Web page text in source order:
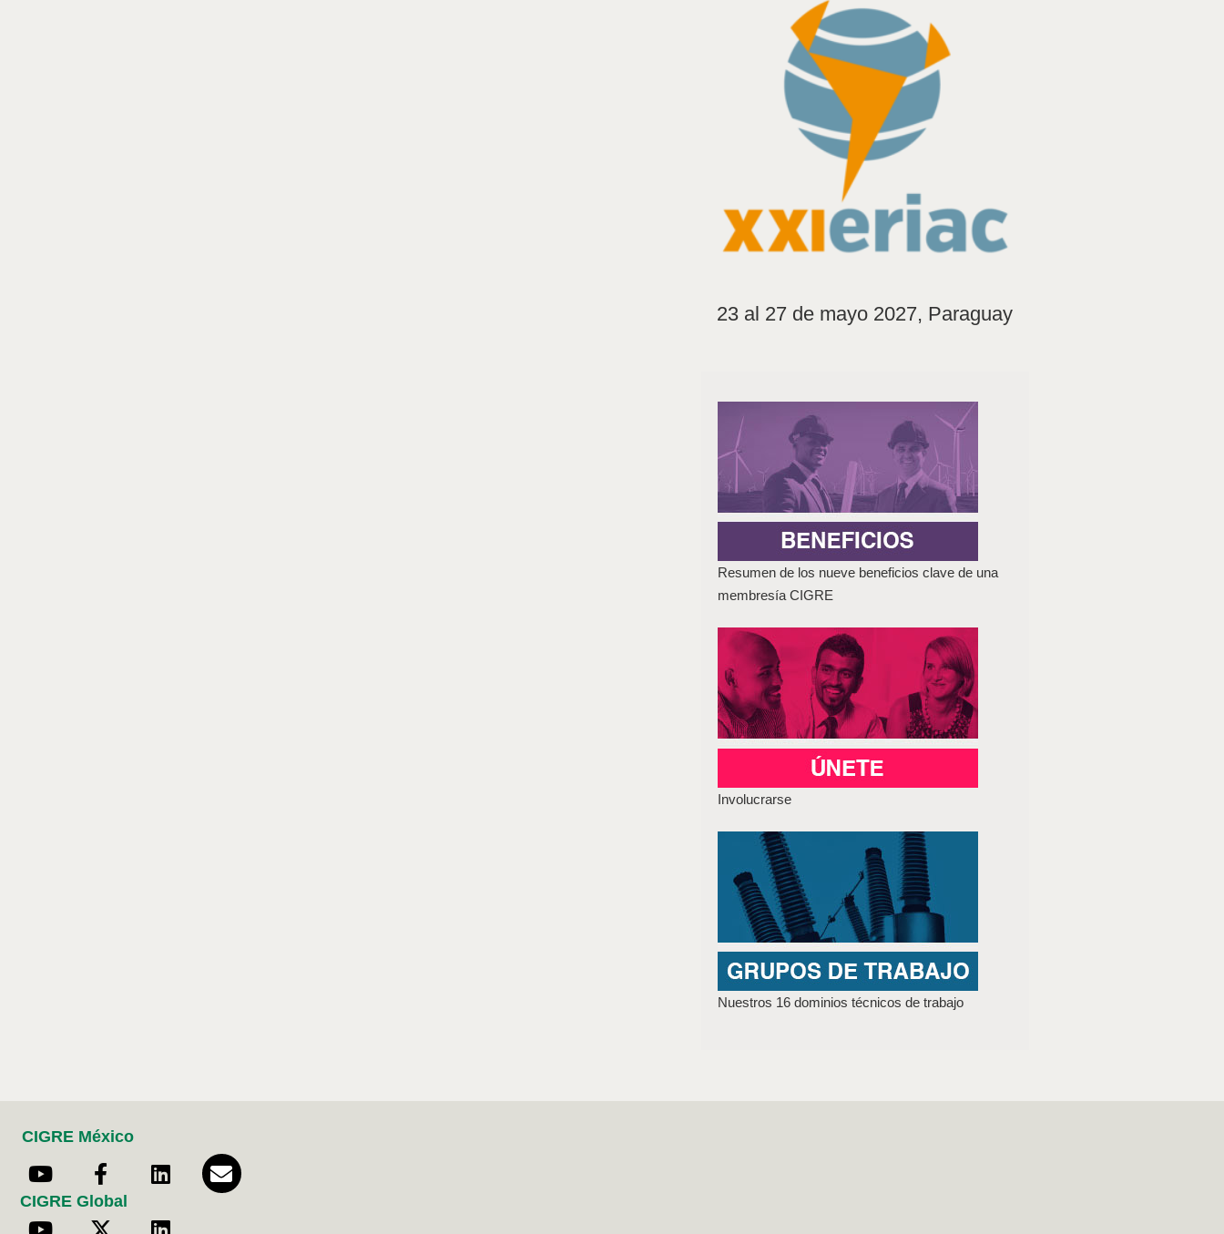
23 al 27 de mayo 2027, Paraguay
Resumen de los nueve beneficios clave de una
membresía CIGRE
Involucrarse
Nuestros 16 dominios técnicos de trabajo
CIGRE México
CIGRE Global